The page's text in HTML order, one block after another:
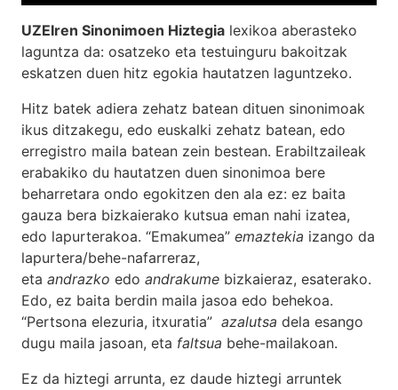
UZEIren Sinonimoen Hiztegia lexikoa aberasteko
laguntza da: osatzeko eta testuinguru bakoitzak
eskatzen duen hitz egokia hautatzen laguntzeko.
Hitz batek adiera zehatz batean dituen sinonimoak
ikus ditzakegu, edo euskalki zehatz batean, edo
erregistro maila batean zein bestean. Erabiltzaileak
erabakiko du hautatzen duen sinonimoa bere
beharretara ondo egokitzen den ala ez: ez baita
gauza bera bizkaierako kutsua eman nahi izatea,
edo lapurterakoa. “Emakumea” emaztekia izango da
lapurtera/behe-nafarreraz,
eta andrazko edo andrakume bizkaieraz, esaterako.
Edo, ez baita berdin maila jasoa edo behekoa.
“Pertsona elezuria, itxuratia” azalutsa dela esango
dugu maila jasoan, eta faltsua behe-mailakoan.
Ez da hiztegi arrunta, ez daude hiztegi arruntek